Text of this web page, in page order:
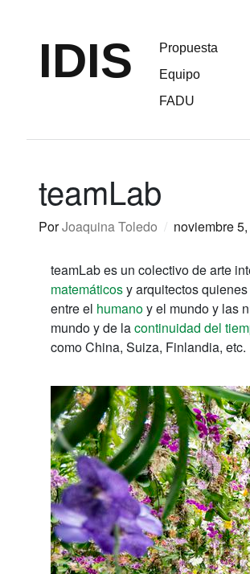
IDIS
Propuesta
Equipo
FADU
teamLab
PorJoaquina Toledo / noviembre 5,
teamLab es un colectivo de arte
matemáticosy arquitectos
entre el humanoy el mundo y las
mundo y de lacontinuidad del
como China, Suiza, Finlandia, etc.